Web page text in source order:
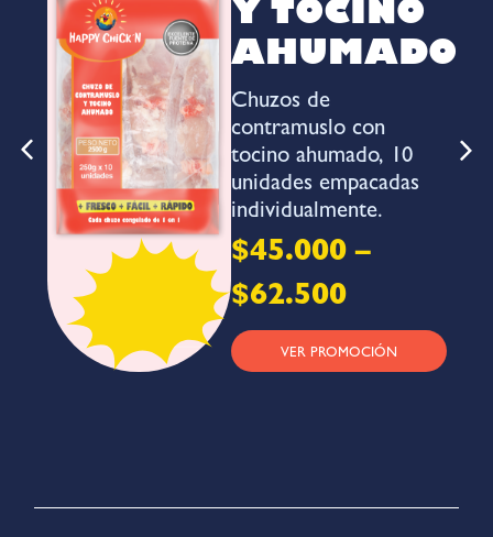
Y TOCINO
AHUMADO
Chuzos de
contramuslo con
tocino ahumado, 10
unidades empacadas
individualmente.
$45.000 –
$62.500
VER PROMOCIÓN